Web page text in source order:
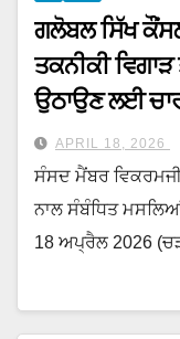
ਗਲੋਬਲ ਸਿੱਖ
ਤਕਨੀਕੀ
ਉਠਾਉਣ ਲਈ
APRIL 18, 2026
ਸੰਸਦ ਮੈਂਬਰ
ਨਾਲ ਸੰਬੰਧਿਤ
18 ਅਪ੍ਰੈਲ 2026